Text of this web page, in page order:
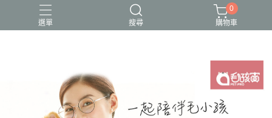
選單 搜尋
0
購物車